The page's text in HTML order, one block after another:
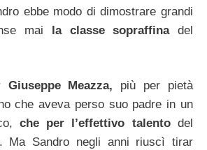
ebbe modo di dimostrare grandi
mai la classe sopraffinadel
Giuseppe Meazza, più per pietà
che aveva perso suo padre in un
che per l’effettivo talentodel
Ma Sandro negli anni riuscì tirar